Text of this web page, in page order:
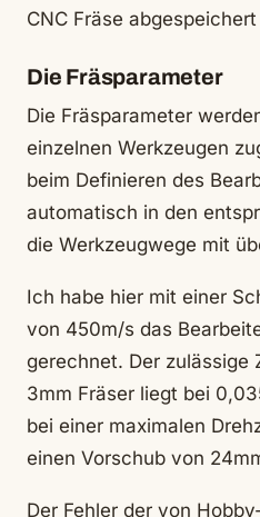
CNC Fräse
Die Fräsparameter
Die Fräsparameter
einzelnen Werkzeugen
beim Definieren des
automatisch in den
die Werkzeugwege mit
Ich habe hier mit einer
von 450m/s das
gerechnet. Der zulässige
3mm Fräser liegt bei
bei einer maximalen
einen Vorschub von
Der Fehler der von